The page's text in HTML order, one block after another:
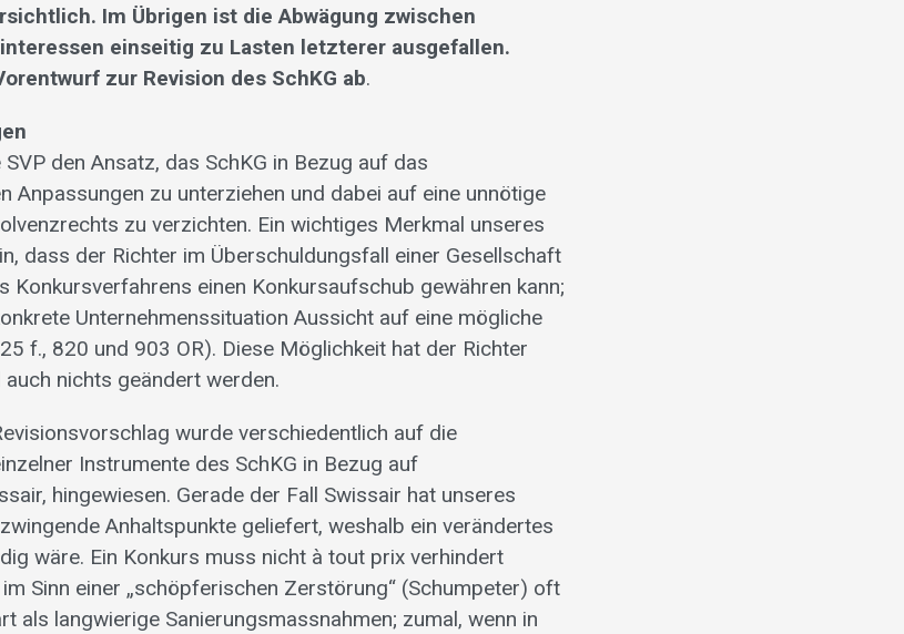
Im Übrigen ist die Abwägung zwischen
einseitig zu Lasten letzterer ausgefallen.
zur Revision des SchKG ab.
den Ansatz, das SchKG in Bezug auf das
Anpassungen zu unterziehen und dabei auf eine unnötige
zu verzichten. Ein wichtiges Merkmal unseres
dass der Richter im Überschuldungsfall einer Gesellschaft
Konkursverfahrens einen Konkursaufschub gewähren kann;
Unternehmenssituation Aussicht auf eine mögliche
f., 820 und 903 OR). Diese Möglichkeit hat der Richter
nichts geändert werden.
wurde verschiedentlich auf die
Instrumente des SchKG in Bezug auf
hingewiesen. Gerade der Fall Swissair hat unseres
Anhaltspunkte geliefert, weshalb ein verändertes
wäre. Ein Konkurs muss nicht à tout prix verhindert
Sinn einer „schöpferischen Zerstörung“ (Schumpeter) oft
als langwierige Sanierungsmassnahmen; zumal, wenn in